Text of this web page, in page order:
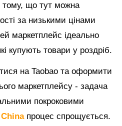
тому, що тут можна
за низькими цінами
маркетплейс ідеально
купують товари у роздріб.
на Taobao та оформити
маркетплейсу - задача
покроковими
China процес спрощується.